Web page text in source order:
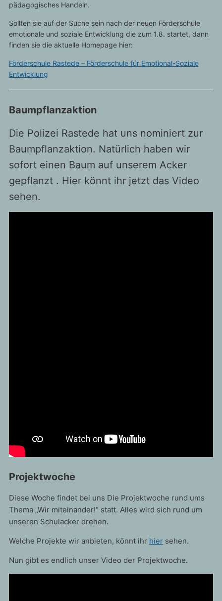
pädagogisches Handeln.
Sollten sie auf der Suche sein nach der neuen Förderschule
emotionale und soziale Entwicklung die zum 1.8. startet, dann
finden sie die aktuelle Homepage hier:
Förderschule Rastede – Förderschule für Emotional-Soziale
Entwicklung
Baumpflanzaktion
Die Polizei Rastede hat uns nominiert zur
Baumpflanzaktion. Natürlich haben wir
sofort einen Baum auf unserem Acker
gepflanzt . Hier könnt ihr jetzt das Video
sehen.
Projektwoche
Diese Woche findet bei uns Die Projektwoche rund ums
Thema „Wir miteinander!“ statt. Alles wird sich rund um
unseren Schulacker drehen.
Welche Projekte wir anbieten, könnt ihr hiersehen.
Nun gibt es endlich unser Video der Projektwoche.